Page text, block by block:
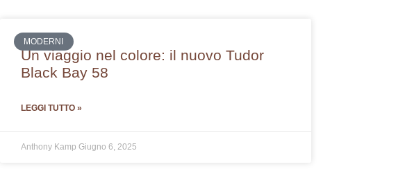
MODERNI
Un viaggio nel colore: il nuovo Tudor
Black Bay 58
LEGGI TUTTO »
Anthony Kamp Giugno 6, 2025